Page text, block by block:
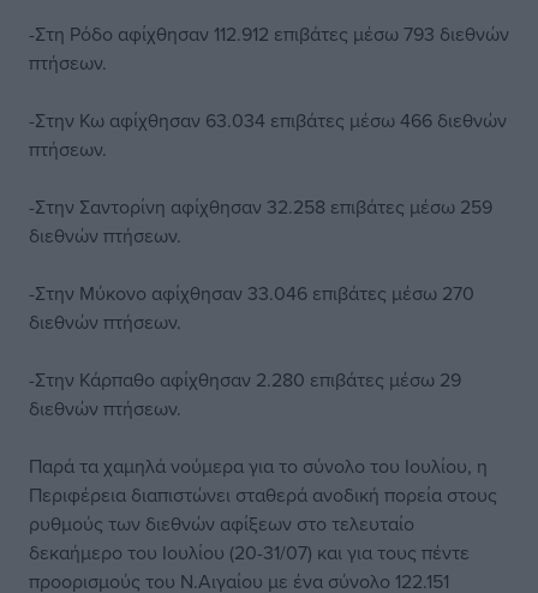
-Στη Ρόδο αφίχθησαν 112.912 επιβάτες μέσω 793 διεθνών
πτήσεων.
-Στην Κω αφίχθησαν 63.034 επιβάτες μέσω 466 διεθνών
πτήσεων.
-Στην Σαντορίνη αφίχθησαν 32.258 επιβάτες μέσω 259
διεθνών πτήσεων.
-Στην Μύκονο αφίχθησαν 33.046 επιβάτες μέσω 270
διεθνών πτήσεων.
-Στην Κάρπαθο αφίχθησαν 2.280 επιβάτες μέσω 29
διεθνών πτήσεων.
Παρά τα χαμηλά νούμερα για το σύνολο του Ιουλίου, η
Περιφέρεια διαπιστώνει σταθερά ανοδική πορεία στους
ρυθμούς των διεθνών αφίξεων στο τελευταίο
δεκαήμερο του Ιουλίου (20-31/07) και για τους πέντε
προορισμούς του Ν.Αιγαίου με ένα σύνολο 122.151